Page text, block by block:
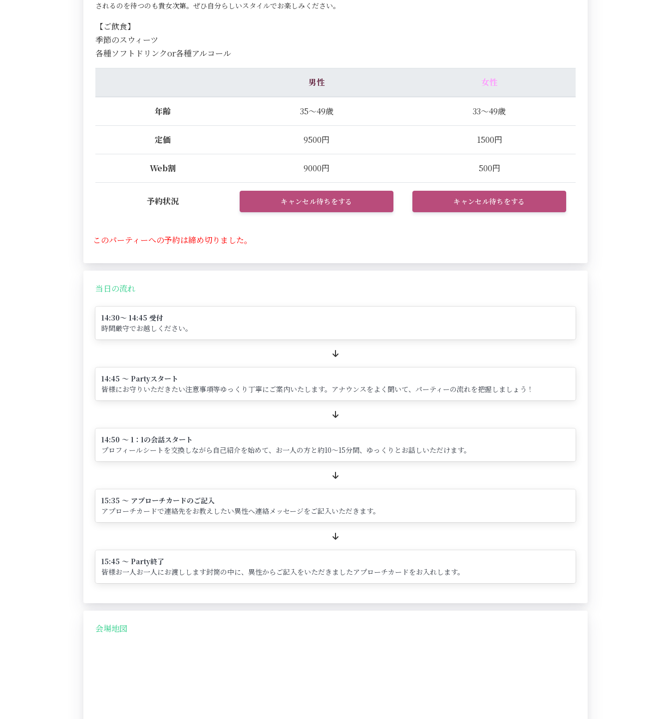
されるのを待つのも貴女次第。ぜひ自分らしいスタイルでお楽しみください。
【ご飲食】
季節のスウィーツ
各種ソフトドリンクor各種アルコール
男性 女性
年齢 35～49歳 33～49歳
定価 9500円 1500円
Web割 9000円 500円
予約状況 キャンセル待ちをする キャンセル待ちをする
このパーティーへの予約は締め切りました。
当日の流れ
14:30～ 14:45 受付
時間厳守でお越しください。
14:45 ～ Partyスタート
皆様にお守りいただきたい注意事項等ゆっくり丁寧にご案内いたします。アナウンスをよく聞いて、パーティーの流れを把握しましょう！
14:50 ～ 1：1の会話スタート
プロフィールシートを交換しながら自己紹介を始めて、お一人の方と約10～15分間、ゆっくりとお話しいただけます。
15:35 ～ アプローチカードのご記入
アプローチカードで連絡先をお教えしたい異性へ連絡メッセージをご記入いただきます。
15:45 ～ Party終了
皆様お一人お一人にお渡しします封筒の中に、異性からご記入をいただきましたアプローチカードをお入れします。
会場地図